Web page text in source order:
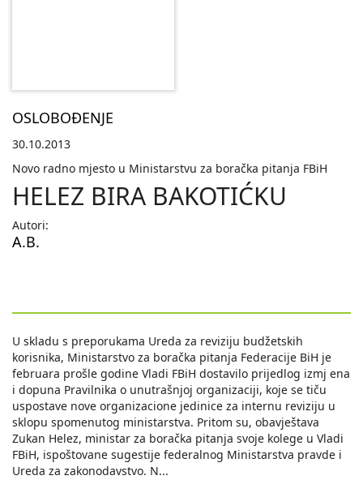
OSLOBOĐENJE
30.10.2013
Novo radno mjesto u Ministarstvu za boračka pitanja FBiH
HELEZ BIRA BAKOTIĆKU
Autori:
A.B.
U skladu s preporukama Ureda za reviziju budžetskih
korisnika, Ministarstvo za boračka pitanja Federacije BiH je
februara prošle godine Vladi FBiH dostavilo prijedlog izmj ena
i dopuna Pravilnika o unutrašnjoj organizaciji, koje se tiču
uspostave nove organizacione jedinice za internu reviziju u
sklopu spomenutog ministarstva. Pritom su, obavještava
Zukan Helez, ministar za boračka pitanja svoje kolege u Vladi
FBiH, ispoštovane sugestije federalnog Ministarstva pravde i
Ureda za zakonodavstvo. N...